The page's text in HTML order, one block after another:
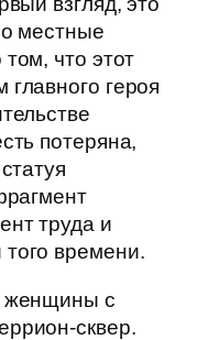
местные
что этот
героя
потеряна,
труда и
времени.
женщины с
сквер.